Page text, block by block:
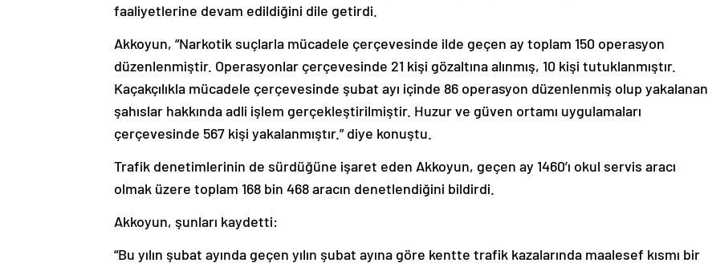
faaliyetlerine devam edildiğini dile getirdi.
Akkoyun, “Narkotik suçlarla mücadele çerçevesinde ilde geçen ay toplam 150 operasyon
düzenlenmiştir. Operasyonlar çerçevesinde 21 kişi gözaltına alınmış, 10 kişi tutuklanmıştır.
Kaçakçılıkla mücadele çerçevesinde şubat ayı içinde 86 operasyon düzenlenmiş olup yakalanan
şahıslar hakkında adli işlem gerçekleştirilmiştir. Huzur ve güven ortamı uygulamaları
çerçevesinde 567 kişi yakalanmıştır.” diye konuştu.
Trafik denetimlerinin de sürdüğüne işaret eden Akkoyun, geçen ay 1460’ı okul servis aracı
olmak üzere toplam 168 bin 468 aracın denetlendiğini bildirdi.
Akkoyun, şunları kaydetti:
“Bu yılın şubat ayında geçen yılın şubat ayına göre kentte trafik kazalarında maalesef kısmı bir